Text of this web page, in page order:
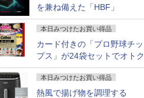
を兼ね備えた「HBF」
本日みつけたお買い得品
カード付きの「プロ野球チッ
プス」が24袋セットでオトク
本日みつけたお買い得品
熱風で揚げ物を調理する